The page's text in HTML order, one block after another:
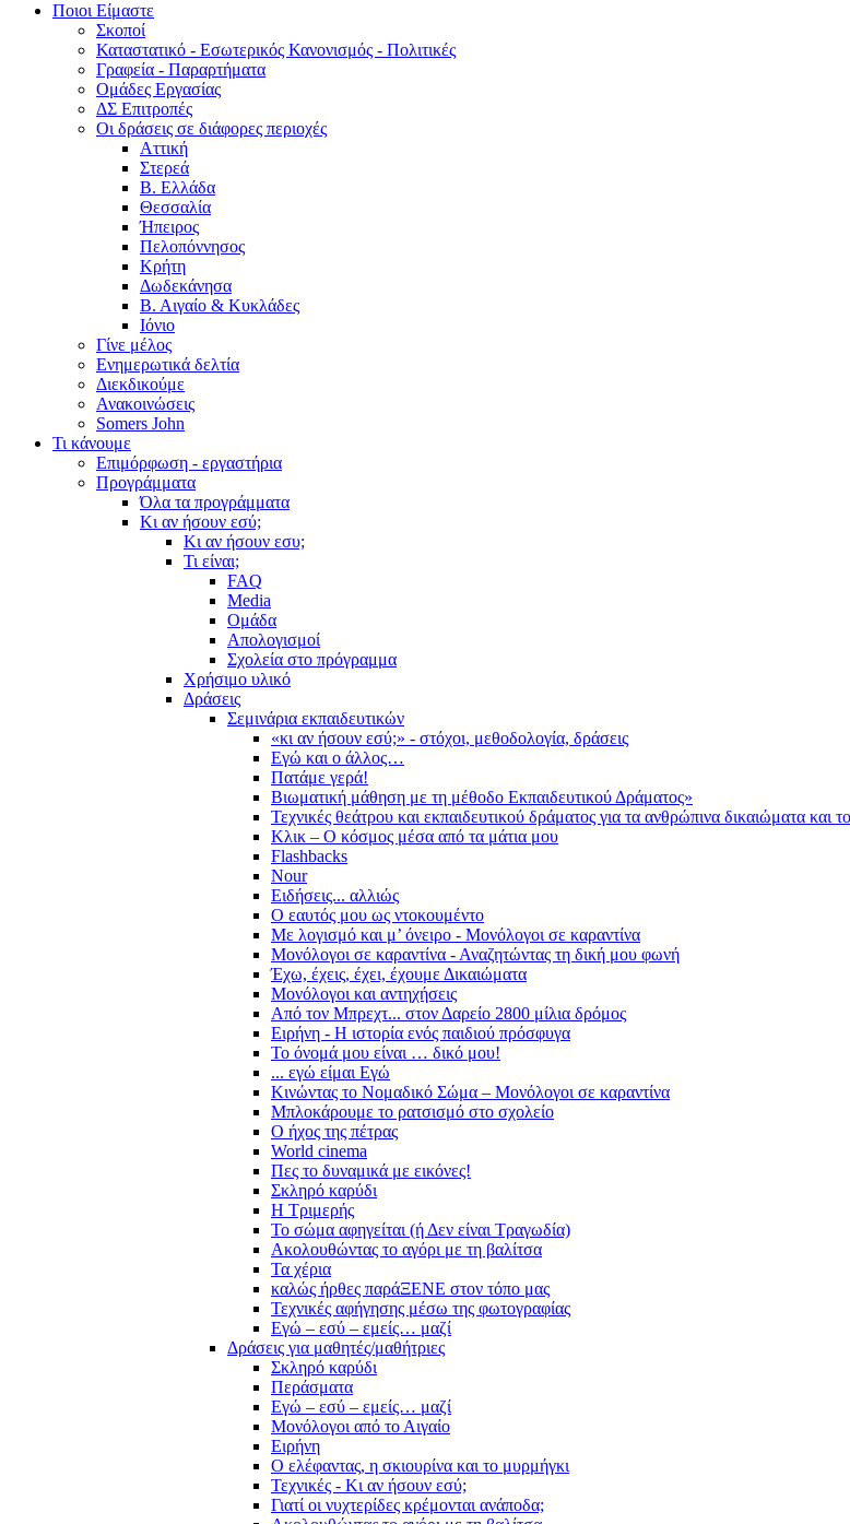
Ποιοι Είμαστε
Σκοποί
Καταστατικό - Εσωτερικός Κανονισμός - Πολιτικές
Γραφεία - Παραρτήματα
Ομάδες Εργασίας
ΔΣ Επιτροπές
Οι δράσεις σε διάφορες περιοχές
Αττική
Στερεά
Β. Ελλάδα
Θεσσαλία
Ήπειρος
Πελοπόννησος
Κρήτη
Δωδεκάνησα
Β. Αιγαίο & Κυκλάδες
Ιόνιο
Γίνε μέλος
Ενημερωτικά δελτία
Διεκδικούμε
Ανακοινώσεις
Somers John
Τι κάνουμε
Επιμόρφωση - εργαστήρια
Προγράμματα
Όλα τα προγράμματα
Κι αν ήσουν εσύ;
Κι αν ήσουν εσυ;
Τι είναι;
FAQ
Media
Ομάδα
Απολογισμοί
Σχολεία στο πρόγραμμα
Χρήσιμο υλικό
Δράσεις
Σεμινάρια εκπαιδευτικών
«κι αν ήσουν εσύ;» - στόχοι, μεθοδολογία, δράσεις
Εγώ και ο άλλος…
Πατάμε γερά!
Βιωματική μάθηση με τη μέθοδο Εκπαιδευτικού Δράματος»
Τεχνικές θεάτρου και εκπαιδευτικού δράματος για τα ανθρώπινα δικαιώματα και
Κλικ – Ο κόσμος μέσα από τα μάτια μου
Flashbacks
Nour
Ειδήσεις... αλλιώς
Ο εαυτός μου ως ντοκουμέντο
Με λογισμό και μ’ όνειρο - Μονόλογοι σε καραντίνα
Μονόλογοι σε καραντίνα - Αναζητώντας τη δική μου φωνή
Έχω, έχεις, έχει, έχουμε Δικαιώματα
Μονόλογοι και αντηχήσεις
Από τον Μπρεχτ... στον Δαρείο 2800 μίλια δρόμος
Ειρήνη - Η ιστορία ενός παιδιού πρόσφυγα
Το όνομά μου είναι … δικό μου!
... εγώ είμαι Εγώ
Κινώντας το Νομαδικό Σώμα – Μονόλογοι σε καραντίνα
Μπλοκάρουμε το ρατσισμό στο σχολείο
Ο ήχος της πέτρας
World cinema
Πες το δυναμικά με εικόνες!
Σκληρό καρύδι
Η Τριμερής
Το σώμα αφηγείται (ή Δεν είναι Τραγωδία)
Ακολουθώντας το αγόρι με τη βαλίτσα
Τα χέρια
καλώς ήρθες παράΞΕΝΕ στον τόπο μας
Τεχνικές αφήγησης μέσω της φωτογραφίας
Εγώ – εσύ – εμείς… μαζί
Δράσεις για μαθητές/μαθήτριες
Σκληρό καρύδι
Περάσματα
Εγώ – εσύ – εμείς… μαζί
Μονόλογοι από το Αιγαίο
Ειρήνη
Ο ελέφαντας, η σκιουρίνα και το μυρμήγκι
Τεχνικές - Κι αν ήσουν εσύ;
Γιατί οι νυχτερίδες κρέμονται ανάποδα;